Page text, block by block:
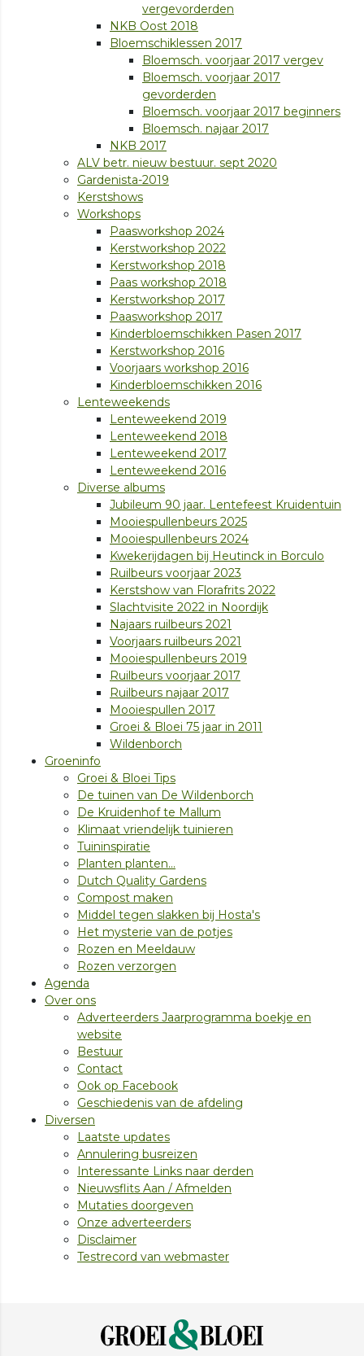
vergevorderden
NKB Oost 2018
Bloemschiklessen 2017
Bloemsch. voorjaar 2017 vergev
Bloemsch. voorjaar 2017
gevorderden
Bloemsch. voorjaar 2017 beginners
Bloemsch. najaar 2017
NKB 2017
ALV betr. nieuw bestuur. sept 2020
Gardenista-2019
Kerstshows
Workshops
Paasworkshop 2024
Kerstworkshop 2022
Kerstworkshop 2018
Paas workshop 2018
Kerstworkshop 2017
Paasworkshop 2017
Kinderbloemschikken Pasen 2017
Kerstworkshop 2016
Voorjaars workshop 2016
Kinderbloemschikken 2016
Lenteweekends
Lenteweekend 2019
Lenteweekend 2018
Lenteweekend 2017
Lenteweekend 2016
Diverse albums
Jubileum 90 jaar. Lentefeest Kruidentuin
Mooiespullenbeurs 2025
Mooiespullenbeurs 2024
Kwekerijdagen bij Heutinck in Borculo
Ruilbeurs voorjaar 2023
Kerstshow van Florafrits 2022
Slachtvisite 2022 in Noordijk
Najaars ruilbeurs 2021
Voorjaars ruilbeurs 2021
Mooiespullenbeurs 2019
Ruilbeurs voorjaar 2017
Ruilbeurs najaar 2017
Mooiespullen 2017
Groei & Bloei 75 jaar in 2011
Wildenborch
Groeninfo
Groei & Bloei Tips
De tuinen van De Wildenborch
De Kruidenhof te Mallum
Klimaat vriendelijk tuinieren
Tuininspiratie
Planten planten...
Dutch Quality Gardens
Compost maken
Middel tegen slakken bij Hosta's
Het mysterie van de potjes
Rozen en Meeldauw
Rozen verzorgen
Agenda
Over ons
Adverteerders Jaarprogramma boekje en
website
Bestuur
Contact
Ook op Facebook
Geschiedenis van de afdeling
Diversen
Laatste updates
Annulering busreizen
Interessante Links naar derden
Nieuwsflits Aan / Afmelden
Mutaties doorgeven
Onze adverteerders
Disclaimer
Testrecord van webmaster